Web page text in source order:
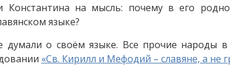
Константина на мысль: почему в его
языке?
о своём языке. Все прочие народы
«Св. Кирилл и Мефодий – славяне, а не